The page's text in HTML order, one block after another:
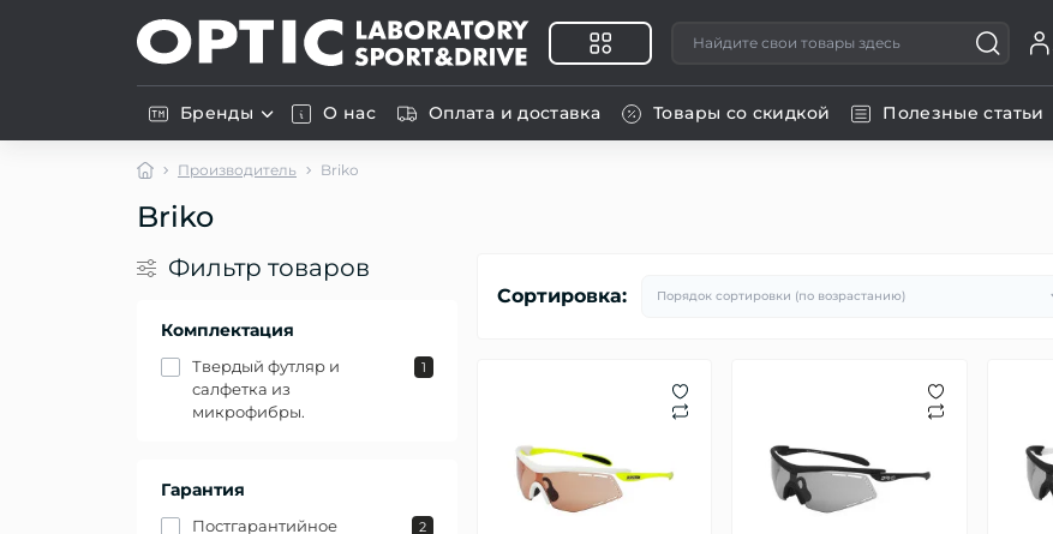
Бренды О нас Оплата и доставка Товары со скидкой Полезные статьи
Производитель Briko
Briko
Фильтр товаров
Комплектация
Твердый футляр и
салфетка из
микрофибры.
1
Гарантия
Постгарантийное
2
Сортировка: